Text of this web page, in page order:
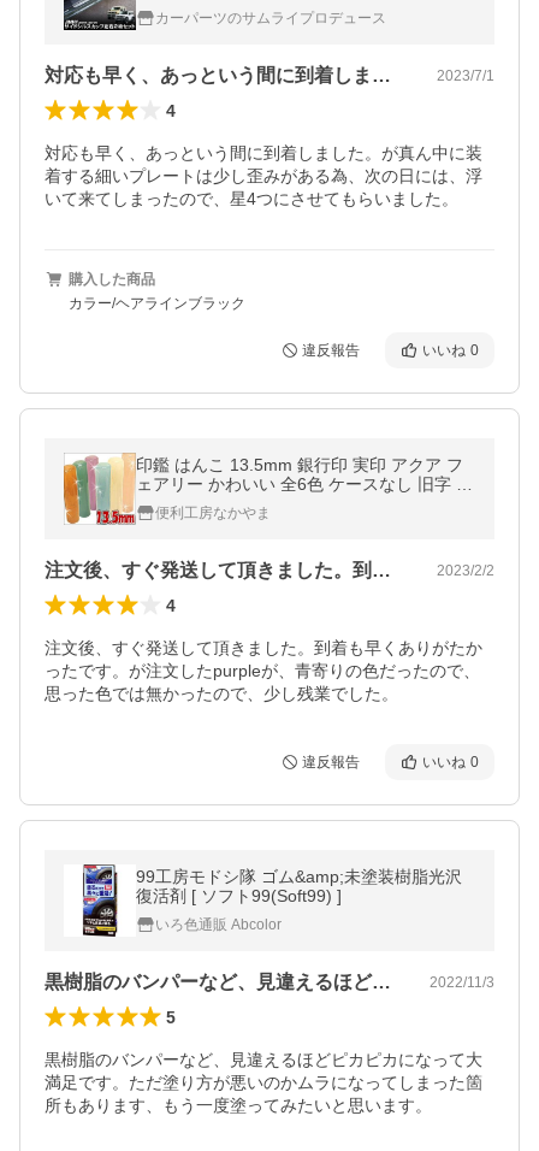
カーパーツのサムライプロデュース
対応も早く、あっという間に到着しました… 2023/7/1
4
対応も早く、あっという間に到着しました。が真ん中に装
着する細いプレートは少し歪みがある為、次の日には、浮
いて来てしまったので、星4つにさせてもらいました。
購入した商品
カラー/ヘアラインブラック
違反報告 いいね 0
印鑑 はんこ 13.5mm 銀行印 実印 アクア フ
ェアリー かわいい 全6色 ケースなし 旧字 ロ
ーマ字 カタカナ 外国人 作成
便利工房なかやま
注文後、すぐ発送して頂きました。到着も… 2023/2/2
4
注文後、すぐ発送して頂きました。到着も早くありがたか
ったです。が注文したpurpleが、青寄りの色だったので、
思った色では無かったので、少し残業でした。
違反報告 いいね 0
99工房モドシ隊 ゴム&amp;未塗装樹脂光沢
復活剤 [ ソフト99(Soft99) ]
いろ色通販 Abcolor
黒樹脂のバンパーなど、見違えるほどピカ… 2022/11/3
5
黒樹脂のバンパーなど、見違えるほどピカピカになって大
満足です。ただ塗り方が悪いのかムラになってしまった箇
所もあります、もう一度塗ってみたいと思います。